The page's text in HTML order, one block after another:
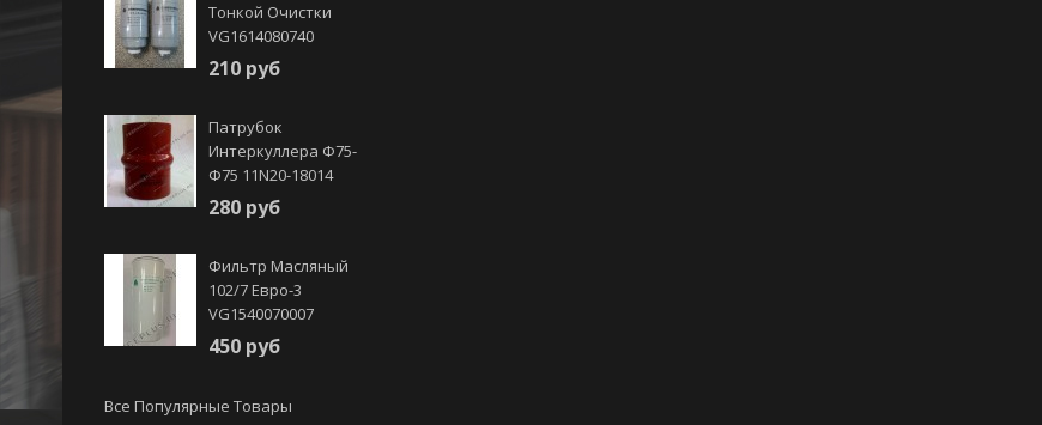
Тонкой Очистки
VG1614080740
210 руб
Патрубок
Интеркуллера Ф75-
Ф75 11N20-18014
280 руб
Фильтр Масляный
102/7 Евро-3
VG1540070007
450 руб
Все Популярные Товары